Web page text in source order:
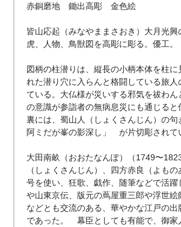
赤銅磨地 鋤出高彫 金色絵
皆山応起（みなやままさおき）大月光興
虎、人物、鳥獣図を高彫に彫る。優工。
図柄の柱潜りは、縦長の小柄本体を柱に
れた潜り穴に入らんと格闘している旅人
ている。大仏様が災いする邪気を祓わん
の意識が参詣者の無病息災にも通じると
裏には、蜀山人（しょくさんじん）の
阿ミだが峯の影深し」 が片切彫されて
大田南畝（おおたなんぽ）（1749〜
（しょくさんじん）、四方赤良（よも
号を使い、狂歌、戯作、随筆などで活躍
や山東京伝、版元の蔦屋重三郎や浮世絵
などとも交流のある、華やかな江戸の出
であった。 幕臣としても有能で、御家